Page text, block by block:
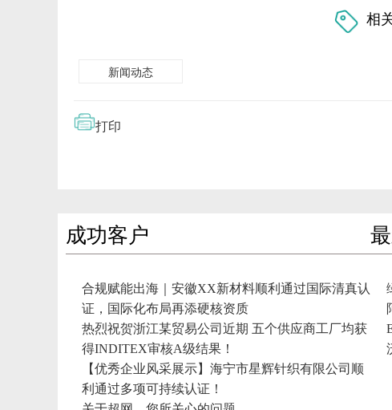
相
新闻动态
打印
成功客户
合规赋能出海｜安徽XX新材料顺利通过国际清真认
证，国际化布局再添硬核资质
热烈祝贺浙江某贸易公司近期 五个供应商工厂均获
得INDITEX审核A级结果！
【优秀企业风采展示】海宁市星辉针织有限公司顺
利通过多项可持续认证！